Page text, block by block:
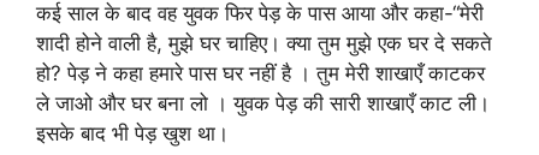
कई साल के बाद वह युवक फिर पेड़ के पास आया और कहा-“मेरी
शादी होने वाली है, मुझे घर चाहिए। क्या तुम मुझे एक घर दे सकते
हो? पेड़ ने कहा हमारे पास घर नहीं है । तुम मेरी शाखाएँ काटकर
ले जाओ और घर बना लो । युवक पेड़ की सारी शाखाएँ काट ली।
इसके बाद भी पेड़ खुश था।